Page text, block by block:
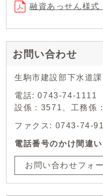
融資あっせん様
お問い合わせ
生駒市建設部下水道課
電話: 0743-74-1111
設係：3571、工務係
ファクス: 0743-74-
電話番号のかけ間違
お問い合わせフォ